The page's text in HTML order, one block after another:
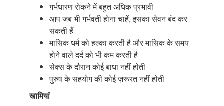
गर्भधारण रोकने में बहुत अधिक प्रभावी
आप जब भी गर्भवती होना चाहें, इसका सेवन बंद कर
सकती हैं
मासिक धर्म को हल्का करती है और मासिक के समय
होने वाले दर्द को भी कम करती है
सेक्स के दौरान कोई बाधा नहीं होती
पुरुष के सहयोग की कोई ज़रूरत नहीं होती
खामियां